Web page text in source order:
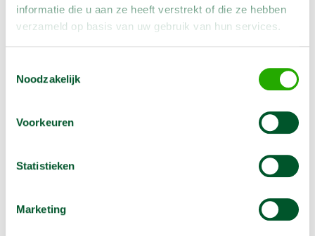
informatie die u aan ze heeft verstrekt of die ze hebben
verzameld op basis van uw gebruik van hun services.
Noodzakelijk
Voorkeuren
Statistieken
Marketing
Omschrijving